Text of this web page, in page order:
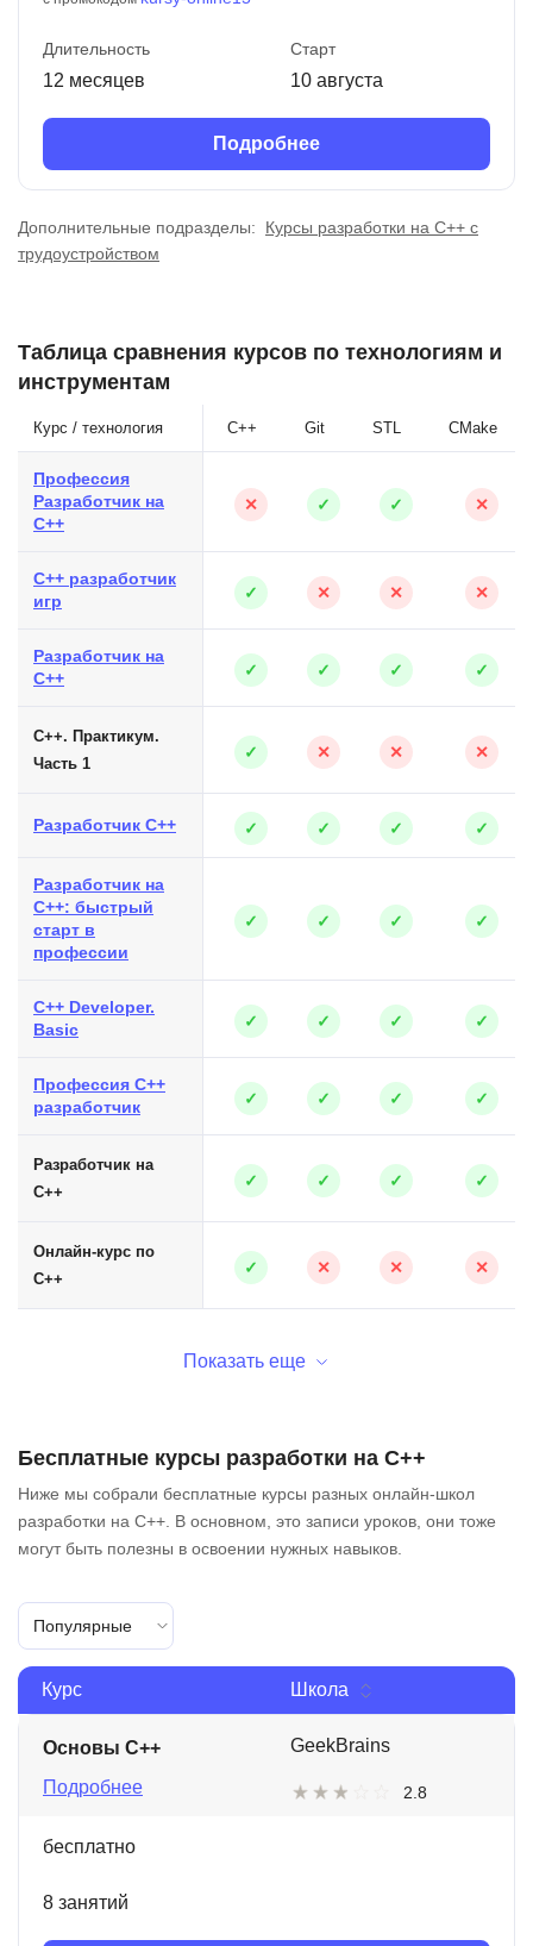
Длительность
12 месяцев
Старт
10 августа
Подробнее
Дополнительные подразделы:
Курсы разработки на C++ с
трудоустройством
Таблица сравнения курсов по технологиям и
инструментам
Курс / технология C++ Git STL CMake
Профессия
Разработчик на
C++
✕ ✓ ✓ ✕
C++ разработчик
игр
✓ ✕ ✕ ✕
Разработчик на
C++
✓ ✓ ✓ ✓
C++. Практикум.
Часть 1
✓ ✕ ✕ ✕
Разработчик C++ ✓ ✓ ✓ ✓
Разработчик на
C++: быстрый
старт в
профессии
✓ ✓ ✓ ✓
C++ Developer.
Basic
✓ ✓ ✓ ✓
Профессия C++
разработчик
✓ ✓ ✓ ✓
Разработчик на
C++
✓ ✓ ✓ ✓
Онлайн-курс по
C++
✓ ✕ ✕ ✕
Показать еще
Бесплатные курсы разработки на C++
Ниже мы собрали бесплатные курсы разных онлайн-школ
разработки на C++. В основном, это записи уроков, они тоже
могут быть полезны в освоении нужных навыков.
Популярные
Курс Школа
Основы C++
Подробнее
GeekBrains
2.8
бесплатно
8 занятий